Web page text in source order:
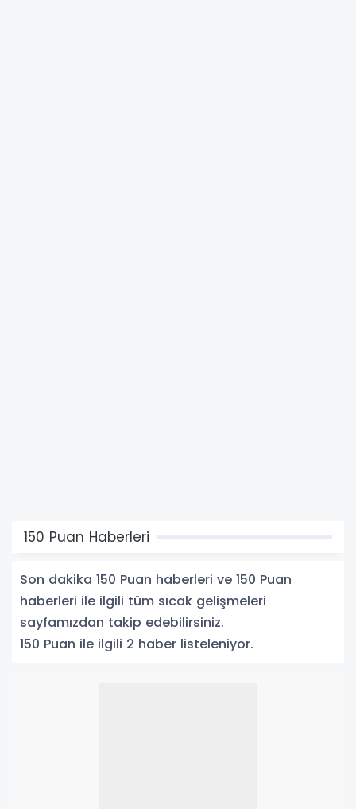
150 Puan Haberleri
Son dakika 150 Puan haberleri ve 150 Puan
haberleri ile ilgili tüm sıcak gelişmeleri
sayfamızdan takip edebilirsiniz.
150 Puan ile ilgili 2 haber listeleniyor.